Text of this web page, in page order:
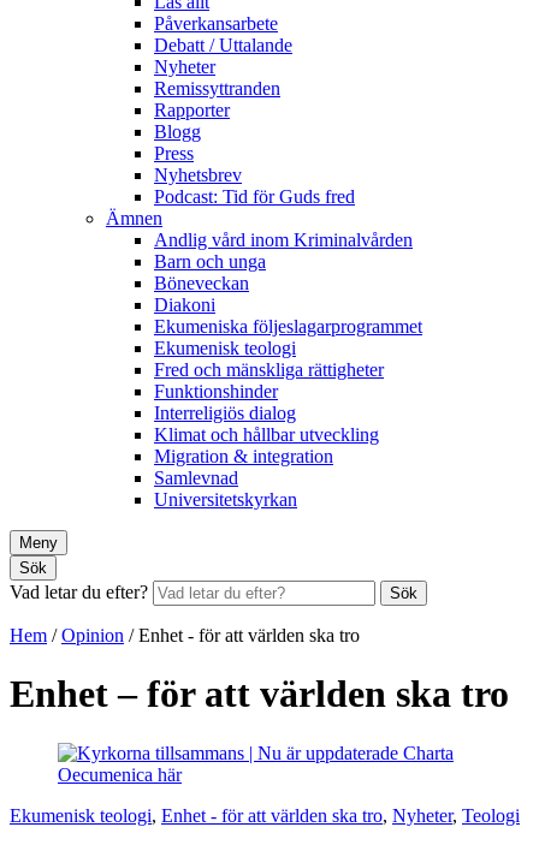
Påverkansarbete
Debatt / Uttalande
Nyheter
Remissyttranden
Rapporter
Blogg
Press
Nyhetsbrev
Podcast: Tid för Guds fred
Ämnen
Andlig vård inom Kriminalvården
Barn och unga
Böneveckan
Diakoni
Ekumeniska följeslagarprogrammet
Ekumenisk teologi
Fred och mänskliga rättigheter
Funktionshinder
Interreligiös dialog
Klimat och hållbar utveckling
Migration & integration
Samlevnad
Universitetskyrkan
Meny
Sök
Vad letar du efter? Sök
Hem /Opinion /Enhet - för att världen ska tro
Enhet – för att världen ska tro
Ekumenisk teologi, Enhet - för att världen ska tro, Nyheter, Teologi